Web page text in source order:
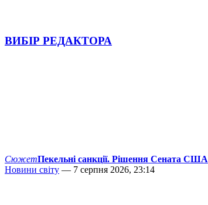
ВИБІР РЕДАКТОРА
СюжетПекельні санкції. Рішення Сената США
Новини світу — 7 серпня 2026, 23:14